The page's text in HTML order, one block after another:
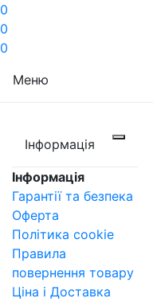
0
0
0
Меню
Інформація
Інформація
Гарантії та безпека
Оферта
Політика cookie
Правила
повернення товару
Ціна і Доставка